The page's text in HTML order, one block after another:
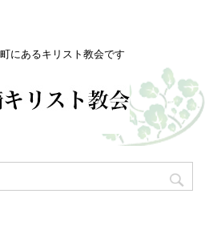
にあるキリスト教会です